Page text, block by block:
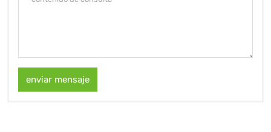
enviar mensaje